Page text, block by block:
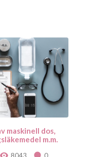
maskinell dos,
m.m.